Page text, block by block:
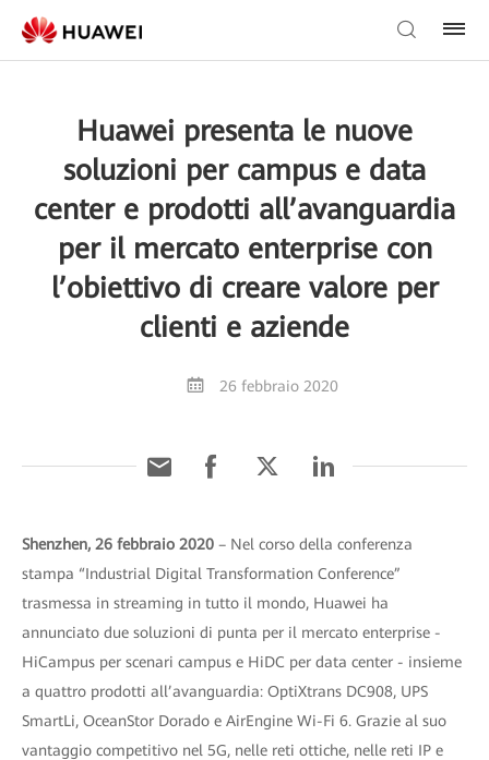
Huawei presenta le nuove
soluzioni per campus e data
center e prodotti all’avanguardia
per il mercato enterprise con
l’obiettivo di creare valore per
clienti e aziende
26 febbraio 2020
Shenzhen, 26 febbraio 2020 – Nel corso della conferenza
stampa “Industrial Digital Transformation Conference”
trasmessa in streaming in tutto il mondo, Huawei ha
annunciato due soluzioni di punta per il mercato enterprise -
HiCampus per scenari campus e HiDC per data center - insieme
a quattro prodotti all’avanguardia: OptiXtrans DC908, UPS
SmartLi, OceanStor Dorado e AirEngine Wi-Fi 6. Grazie al suo
vantaggio competitivo nel 5G, nelle reti ottiche, nelle reti IP e